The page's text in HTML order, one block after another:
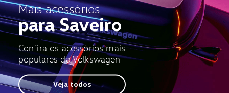
Mais acessórios
para Saveiro
Confira os acessórios mais
populares da Volkswagen
Veja todos